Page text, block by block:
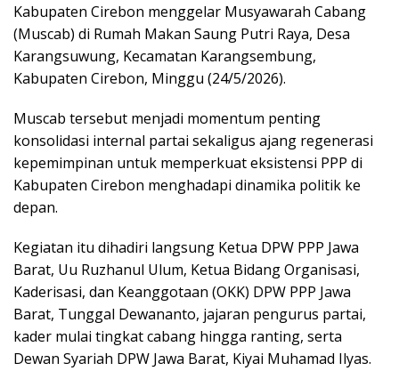
Kabupaten Cirebon menggelar Musyawarah Cabang
(Muscab) di Rumah Makan Saung Putri Raya, Desa
Karangsuwung, Kecamatan Karangsembung,
Kabupaten Cirebon, Minggu (24/5/2026).
Muscab tersebut menjadi momentum penting
konsolidasi internal partai sekaligus ajang regenerasi
kepemimpinan untuk memperkuat eksistensi PPP di
Kabupaten Cirebon menghadapi dinamika politik ke
depan.
Kegiatan itu dihadiri langsung Ketua DPW PPP Jawa
Barat, Uu Ruzhanul Ulum, Ketua Bidang Organisasi,
Kaderisasi, dan Keanggotaan (OKK) DPW PPP Jawa
Barat, Tunggal Dewananto, jajaran pengurus partai,
kader mulai tingkat cabang hingga ranting, serta
Dewan Syariah DPW Jawa Barat, Kiyai Muhamad Ilyas.